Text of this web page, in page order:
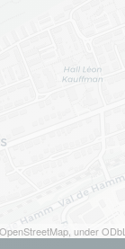
under ODbL.